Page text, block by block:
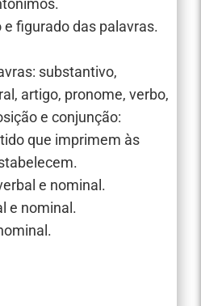
figurado das palavras.
substantivo,
artigo, pronome, verbo,
e conjunção:
que imprimem às
e nominal.
e nominal.